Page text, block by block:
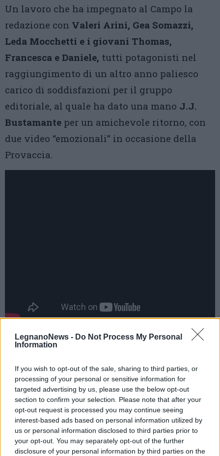
LegnanoNews - Do Not Process My Personal
Information
If you wish to opt-out of the sale, sharing to third parties, or
processing of your personal or sensitive information for
targeted advertising by us, please use the below opt-out
section to confirm your selection. Please note that after your
opt-out request is processed you may continue seeing
interest-based ads based on personal information utilized by
us or personal information disclosed to third parties prior to
your opt-out. You may separately opt-out of the further
disclosure of your personal information by third parties on the
Un lavoro che ha impegnato al Campo la
redazione con Valeri Arini, Gea Somazzi,
Leda Mocchetti e i giovani Thomas,
Francesca e Daniele, tutti potagonisti nel
raggiungimento di un altro anno paliesco
carico di soddisfazioni per il gruppo
editoriale, al quale ha dato una mano J.J.
Bustamante per un amichevole ritorno, con
due video “emozionali” in occasione della
Provaccia.
Via Confalonieri, 5
Castronno
Tutti gli eventi
diagosto